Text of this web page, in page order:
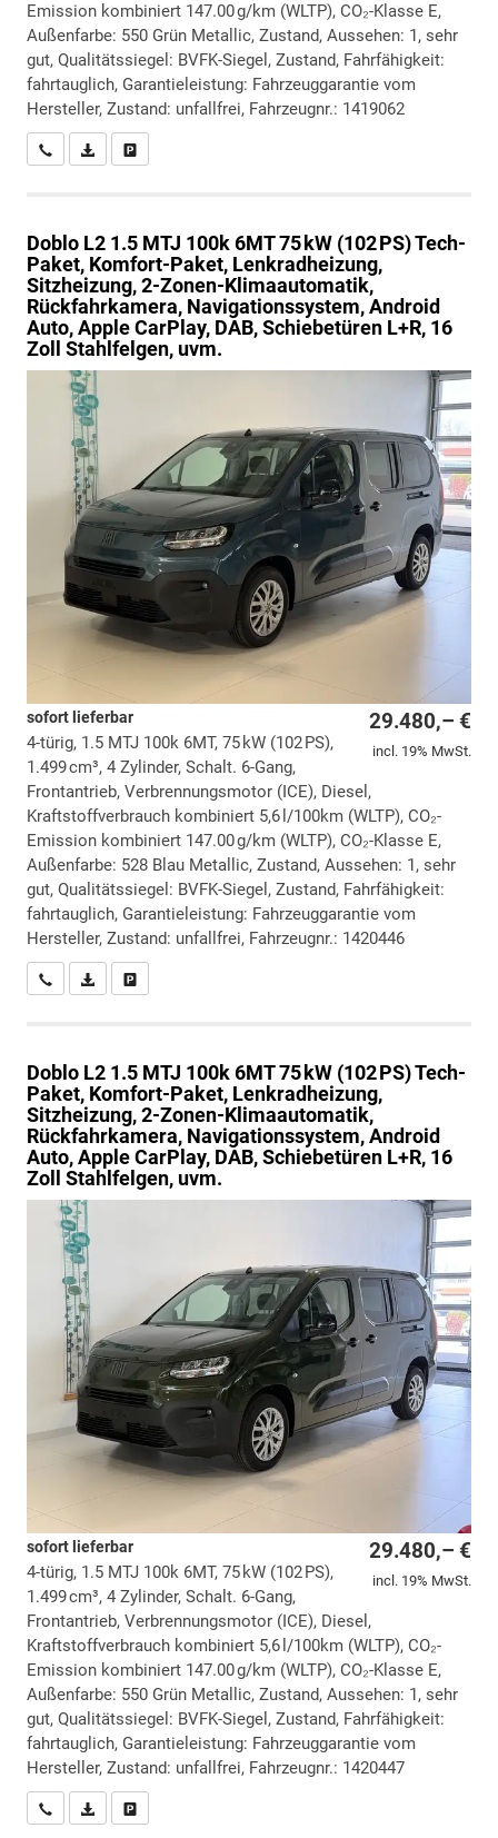
Emission kombiniert 147.00 g/km (WLTP), CO₂-Klasse E,
Außenfarbe: 550 Grün Metallic, Zustand, Aussehen: 1, sehr
gut, Qualitätssiegel: BVFK-Siegel, Zustand, Fahrfähigkeit:
fahrtauglich, Garantieleistung: Fahrzeuggarantie vom
Hersteller, Zustand: unfallfrei, Fahrzeugnr.: 1419062
Wir rufen Sie anPDF-Datei, Fahrzeugexposé drucken
Doblo L2 1.5 MTJ 100k 6MT 75 kW (102 PS) Tech-
Paket, Komfort-Paket, Lenkradheizung,
Sitzheizung, 2-Zonen-Klimaautomatik,
Rückfahrkamera, Navigationssystem, Android
Auto, Apple CarPlay, DAB, Schiebetüren L+R, 16
Zoll Stahlfelgen, uvm.
29.480,– €
incl. 19% MwSt.
sofort lieferbar
4-türig, 1.5 MTJ 100k 6MT, 75 kW (102 PS),
1.499 cm³, 4 Zylinder, Schalt. 6-Gang,
Frontantrieb, Verbrennungsmotor (ICE), Diesel,
Kraftstoffverbrauch kombiniert 5,6 l/100km (WLTP), CO₂-
Emission kombiniert 147.00 g/km (WLTP), CO₂-Klasse E,
Außenfarbe: 528 Blau Metallic, Zustand, Aussehen: 1, sehr
gut, Qualitätssiegel: BVFK-Siegel, Zustand, Fahrfähigkeit:
fahrtauglich, Garantieleistung: Fahrzeuggarantie vom
Hersteller, Zustand: unfallfrei, Fahrzeugnr.: 1420446
Wir rufen Sie anPDF-Datei, Fahrzeugexposé drucken
Doblo L2 1.5 MTJ 100k 6MT 75 kW (102 PS) Tech-
Paket, Komfort-Paket, Lenkradheizung,
Sitzheizung, 2-Zonen-Klimaautomatik,
Rückfahrkamera, Navigationssystem, Android
Auto, Apple CarPlay, DAB, Schiebetüren L+R, 16
Zoll Stahlfelgen, uvm.
29.480,– €
incl. 19% MwSt.
sofort lieferbar
4-türig, 1.5 MTJ 100k 6MT, 75 kW (102 PS),
1.499 cm³, 4 Zylinder, Schalt. 6-Gang,
Frontantrieb, Verbrennungsmotor (ICE), Diesel,
Kraftstoffverbrauch kombiniert 5,6 l/100km (WLTP), CO₂-
Emission kombiniert 147.00 g/km (WLTP), CO₂-Klasse E,
Außenfarbe: 550 Grün Metallic, Zustand, Aussehen: 1, sehr
gut, Qualitätssiegel: BVFK-Siegel, Zustand, Fahrfähigkeit:
fahrtauglich, Garantieleistung: Fahrzeuggarantie vom
Hersteller, Zustand: unfallfrei, Fahrzeugnr.: 1420447
Wir rufen Sie anPDF-Datei, Fahrzeugexposé drucken